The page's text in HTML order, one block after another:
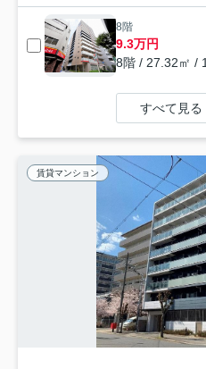
8階
9.3万円
8階 / 27.32㎡ /
すべて見る
賃貸マンション